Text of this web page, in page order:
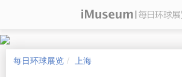
每日环球展览 上海